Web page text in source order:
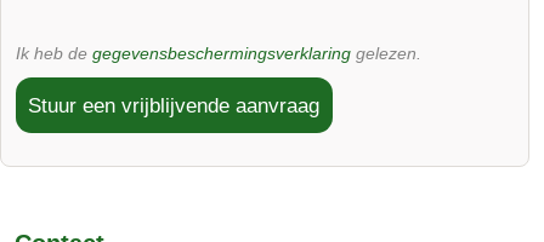
Ik heb de gegevensbeschermingsverklaring gelezen.
Stuur een vrijblijvende aanvraag